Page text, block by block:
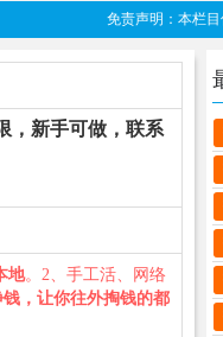
免责声明：本栏目
，新手可做，联系
地。2、手工活、网络
，让你往外掏钱的都